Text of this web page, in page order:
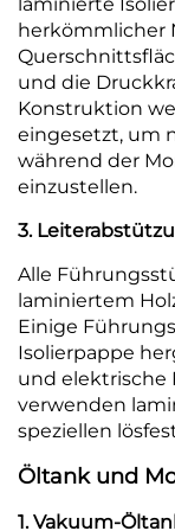
herkömmlicher
und die
Konstruktion
eingesetzt, um
während der
einzustellen.
3.
Alle
laminiertem
Einige
Isolierpappe
und elektrische
verwenden
speziellen
Öltank und
1. Vakuum-